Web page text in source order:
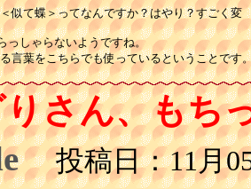
似て蝶＞ってなんですか？はやり？すごく変
っしゃらないようですね。
言葉をこちらでも使っているということです
さん、もち
投稿日：11月05